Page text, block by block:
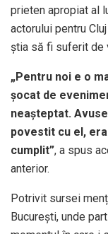
prieten apropiat al
actorului pentru
știa să fi suferit de
„Pentru noi e o
șocat de
neașteptat.
povestit cu el,
cumplit”, a spus
anterior.
Potrivit sursei
București, unde